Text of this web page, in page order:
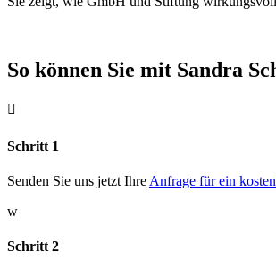
So können Sie mit Sandra

Schritt 1
Senden Sie uns jetzt Ihre Anfrage für ein
w
Schritt 2